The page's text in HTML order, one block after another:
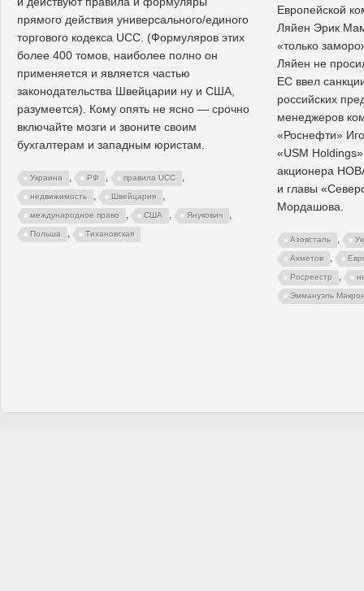
прямого действия универсального/единого
торгового кодекса UCC. (Формуляров этих
более 400 томов, наиболее полно он
применяется и является частью
законодательства Швейцарии ну и США,
разумеется). Кому опять не ясно — срочно
включайте мозги и звоните своим
бухгалтерам и западным юристам.
Украина , РФ , правила UCC ,
недвижимость , Швейцария ,
международное право , США , Янукович ,
Польша , Тихановская
Европейской
Ляйен Эрик
«только
Ляйен не
ЕС ввел
российских
менеджеров
«Роснефти»
«USM
акционера
и главы
Мордашова.
Азовсталь ,
Ахметов ,
Росреестр ,
Эммануэль